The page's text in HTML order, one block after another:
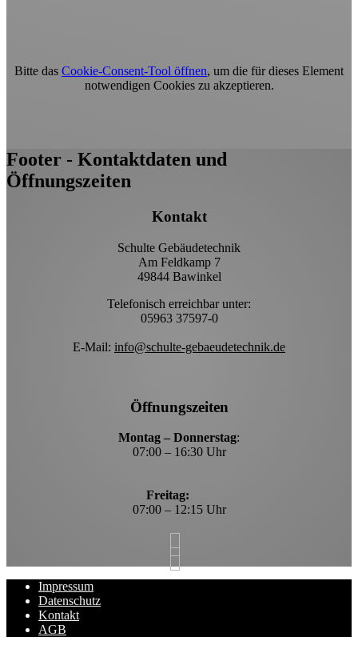
Bitte das Cookie-Consent-Tool öffnen, um die für dieses Element
notwendigen Cookies zu akzeptieren.
Footer - Kontaktdaten und
Öffnungszeiten
Kontakt
Schulte Gebäudetechnik
Am Feldkamp 7
49844 Bawinkel
Telefonisch erreichbar unter:
05963 37597-0
E-Mail: info@schulte-gebaeudetechnik.de
Öffnungszeiten
Montag – Donnerstag:
07:00 – 16:30 Uhr
Freitag:
07:00 – 12:15 Uhr
Impressum
Datenschutz
Kontakt
AGB